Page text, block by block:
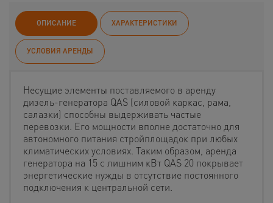
ОПИСАНИЕ ХАРАКТЕРИСТИКИ
УСЛОВИЯ АРЕНДЫ
Несущие элементы поставляемого в аренду
дизель-генератора QAS (силовой каркас, рама,
салазки) способны выдерживать частые
перевозки. Его мощности вполне достаточно для
автономного питания стройплощадок при любых
климатических условиях. Таким образом, аренда
генератора на 15 с лишним кВт QAS 20 покрывает
энергетические нужды в отсутствие постоянного
подключения к центральной сети.